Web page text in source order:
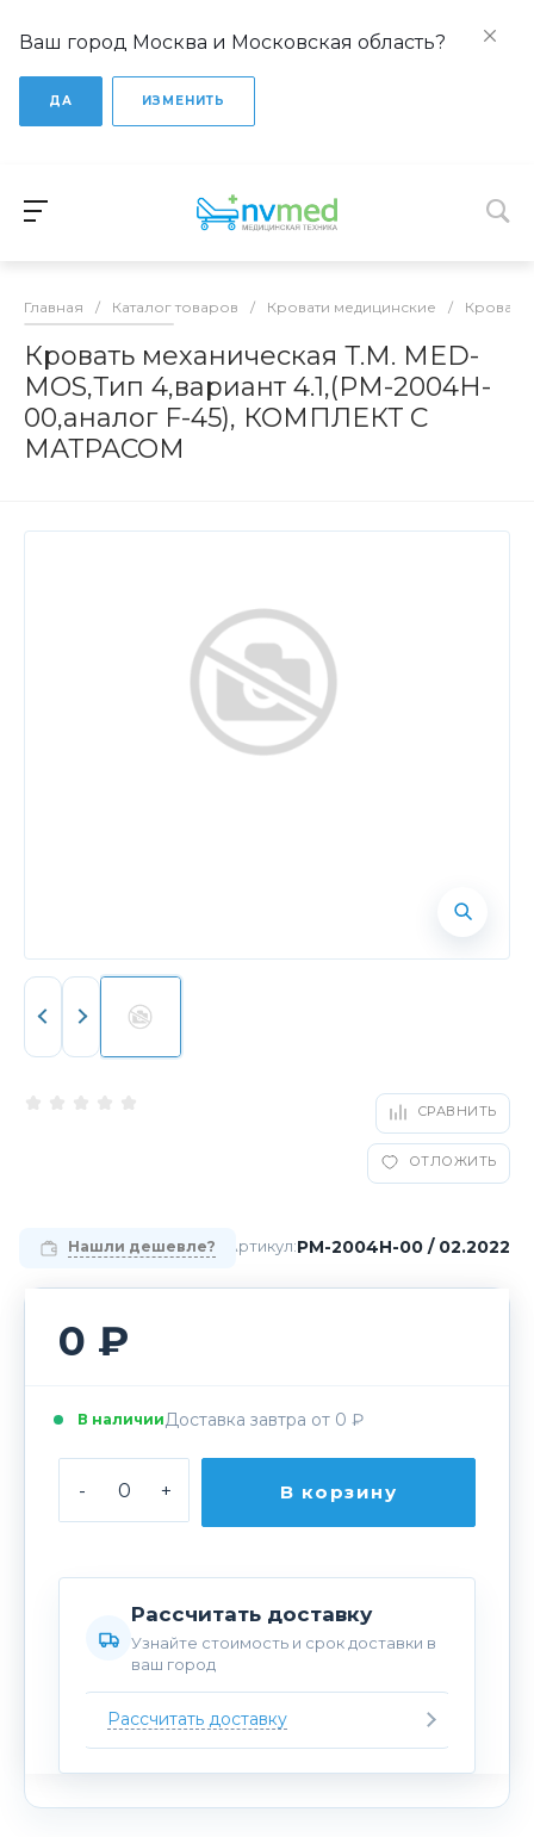
Ваш город Москва и Московская область?
ДА ИЗМЕНИТЬ
Главная / Каталог товаров / Кровати медицинские / Кровати
Кровать механическая Т.М. MED-
MOS,Тип 4,вариант 4.1,(РМ-2004H-
00,аналог F-45), КОМПЛЕКТ С
МАТРАСОМ
СРАВНИТЬ
ОТЛОЖИТЬ
Артикул:РМ-2004H-00 / 02.2022
Нашли дешевле?
0 ₽
В наличииДоставка завтра от 0 ₽
- + В корзину
Рассчитать доставку
Узнайте стоимость и срок доставки в
ваш город
Рассчитать доставку